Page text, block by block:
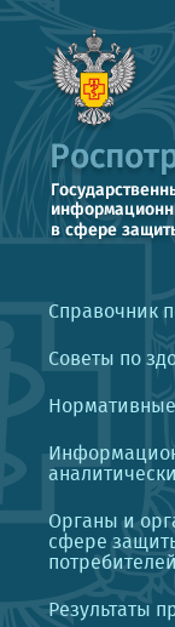
Справочник
Советы по
Органы и
сфере
Результаты